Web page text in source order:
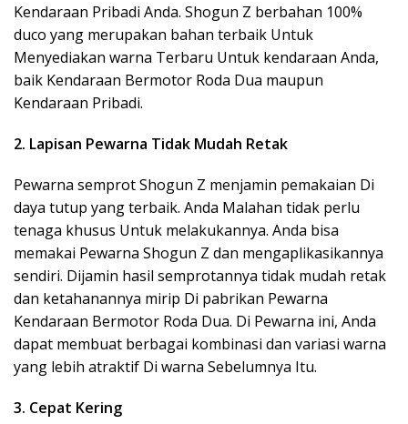
Kendaraan Pribadi Anda. Shogun Z berbahan 100%
duco yang merupakan bahan terbaik Untuk
Menyediakan warna Terbaru Untuk kendaraan Anda,
baik Kendaraan Bermotor Roda Dua maupun
Kendaraan Pribadi.
2. Lapisan Pewarna Tidak Mudah Retak
Pewarna semprot Shogun Z menjamin pemakaian Di
daya tutup yang terbaik. Anda Malahan tidak perlu
tenaga khusus Untuk melakukannya. Anda bisa
memakai Pewarna Shogun Z dan mengaplikasikannya
sendiri. Dijamin hasil semprotannya tidak mudah retak
dan ketahanannya mirip Di pabrikan Pewarna
Kendaraan Bermotor Roda Dua. Di Pewarna ini, Anda
dapat membuat berbagai kombinasi dan variasi warna
yang lebih atraktif Di warna Sebelumnya Itu.
3. Cepat Kering